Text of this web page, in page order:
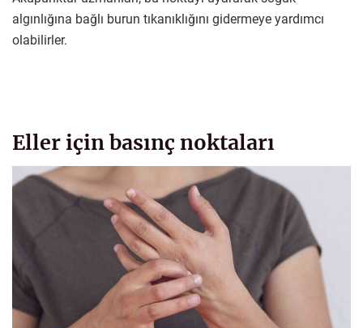
algınlığına bağlı burun tıkanıklığını gidermeye yardımcı
olabilirler.
Eller için basınç noktaları